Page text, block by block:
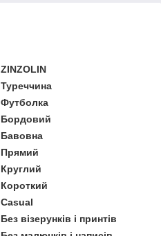
ZINZOLIN
Туреччина
Футболка
Бордовий
Бавовна
Прямий
Круглий
Короткий
Casual
Без візерунків і принтів